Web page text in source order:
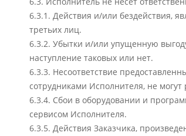
6.3.1. Действия и/или бездействия,
третьих лиц.
6.3.2. Убытки и/или упущенную
наступление таковых или нет.
6.3.3. Несоответствие
сотрудниками Исполнителя, не
6.3.4. Сбои в оборудовании и
сервисом Исполнителя.
6.3.5. Действия Заказчика,